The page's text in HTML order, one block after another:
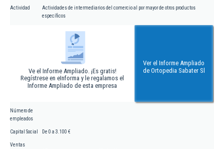
Actividad
Actividades de intermediarios del comercio al por mayor de otros productos
específicos
Ve el Informe Ampliado. ¡Es gratis!
Regístrese en eInforma y le regalamos el
Informe Ampliado de esta empresa
Ver el Informe Ampliado
de Ortopedia Sabater Sl
Número de
empleados
Capital Social De 0 a 3.100 €
Ventas